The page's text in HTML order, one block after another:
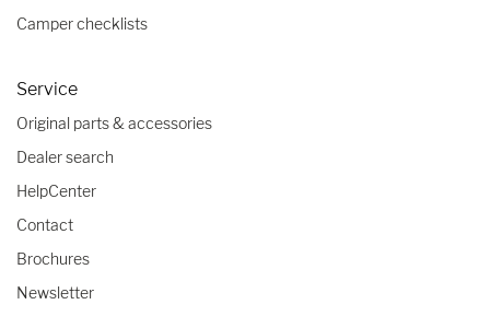
Camper checklists
Service
Original parts & accessories
Dealer search
HelpCenter
Contact
Brochures
Newsletter